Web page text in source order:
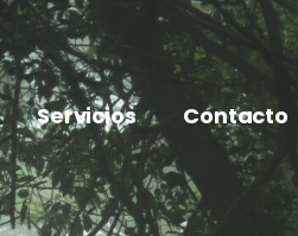
Servicios
Contacto